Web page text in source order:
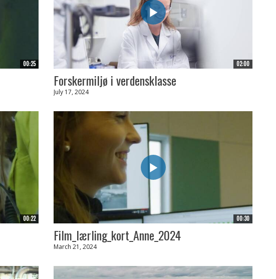
00:25 02:00
Forskermiljø i verdensklasse
July 17, 2024
00:22 00:30
Film_lærling_kort_Anne_2024
March 21, 2024